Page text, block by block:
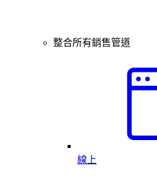
整合所有銷售管道
線上